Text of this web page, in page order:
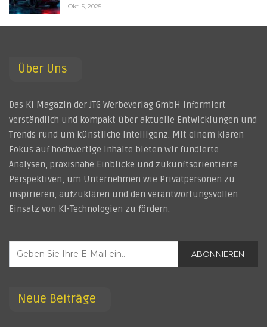
Okt. 5, 2025
Über Uns
Das KI Magazin der JTG Werbeverlag GmbH informiert
verständlich und kompakt über aktuelle Entwicklungen und
Trends rund um künstliche Intelligenz. Mit einem klaren
Fokus auf hochwertige Inhalte bieten wir fundierte
Analysen, praxisnahe Einblicke und zukunftsorientierte
Perspektiven, um Unternehmen wie Privatpersonen zu
inspirieren, aufzuklären und den verantwortungsvollen
Einsatz von KI-Technologien zu fördern.
ABONNIEREN
Neue Beiträge